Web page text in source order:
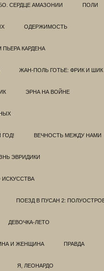
СЕРДЦЕ АМАЗОНИИ ПОЛИ
ОДЕРЖИМОСТЬ
ПЬЕРА КАРДЕНА
ЖАН-ПОЛЬ ГОТЬЕ: ФРИК И ШИК
ЭРНА НА ВОЙНЕ
ВЕЧНОСТЬ МЕЖДУ НАМИ
ЭВРИДИКИ
ИСКУССТВА
ПОЕЗД В ПУСАН 2:
ДЕВОЧКА-ЛЕТО
И ЖЕНЩИНА ПРАВДА
Я, ЛЕОНАРДО